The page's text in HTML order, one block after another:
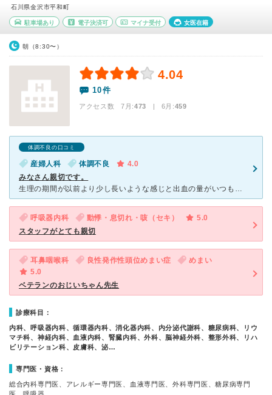
石川県金沢市平和町
駐車場あり 電子決済可 マイナ受付 女医在籍
朝（8:30〜）
4.04
10件
アクセス数 7月:473 | 6月:459
体調不良の口コミ
産婦人科 体調不良
4.0
みなさん親切です。
生理の期間が以前より少し長いような感じと出血の量がいつもより多く感じたので、 母がよく市立病院に通っていたので、自分も市立病院の婦人科に通っています。 病院につく時間が遅くなると診察まで長く待つこ
呼吸器内科 動悸・息切れ・咳（セキ）
5.0
スタッフがとても親切
耳鼻咽喉科 良性発作性頭位めまい症
めまい
5.0
ベテランのおじいちゃん先生
診療科目：
内科、呼吸器内科、循環器内科、消化器内科、内分泌代謝科、糖尿病科、リウ
マチ科、神経内科、血液内科、腎臓内科、外科、脳神経外科、整形外科、リハ
ビリテーション科、皮膚科、泌…
専門医・資格：
総合内科専門医、アレルギー専門医、血液専門医、外科専門医、糖尿病専門